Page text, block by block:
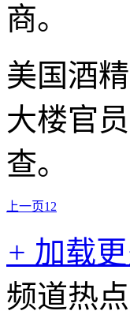
商。
美国酒
大楼官
查。
上一页1 2
+ 加载
频道热点